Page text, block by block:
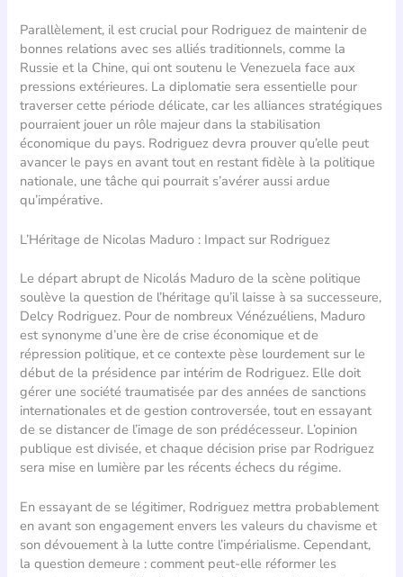
Parallèlement, il est crucial pour Rodriguez de maintenir de
bonnes relations avec ses alliés traditionnels, comme la
Russie et la Chine, qui ont soutenu le Venezuela face aux
pressions extérieures. La diplomatie sera essentielle pour
traverser cette période délicate, car les alliances stratégiques
pourraient jouer un rôle majeur dans la stabilisation
économique du pays. Rodriguez devra prouver qu’elle peut
avancer le pays en avant tout en restant fidèle à la politique
nationale, une tâche qui pourrait s’avérer aussi ardue
qu’impérative.
L’Héritage de Nicolas Maduro : Impact sur Rodriguez
Le départ abrupt de Nicolás Maduro de la scène politique
soulève la question de l’héritage qu’il laisse à sa successeure,
Delcy Rodriguez. Pour de nombreux Vénézuéliens, Maduro
est synonyme d’une ère de crise économique et de
répression politique, et ce contexte pèse lourdement sur le
début de la présidence par intérim de Rodriguez. Elle doit
gérer une société traumatisée par des années de sanctions
internationales et de gestion controversée, tout en essayant
de se distancer de l’image de son prédécesseur. L’opinion
publique est divisée, et chaque décision prise par Rodriguez
sera mise en lumière par les récents échecs du régime.
En essayant de se légitimer, Rodriguez mettra probablement
en avant son engagement envers les valeurs du chavisme et
son dévouement à la lutte contre l’impérialisme. Cependant,
la question demeure : comment peut-elle réformer les